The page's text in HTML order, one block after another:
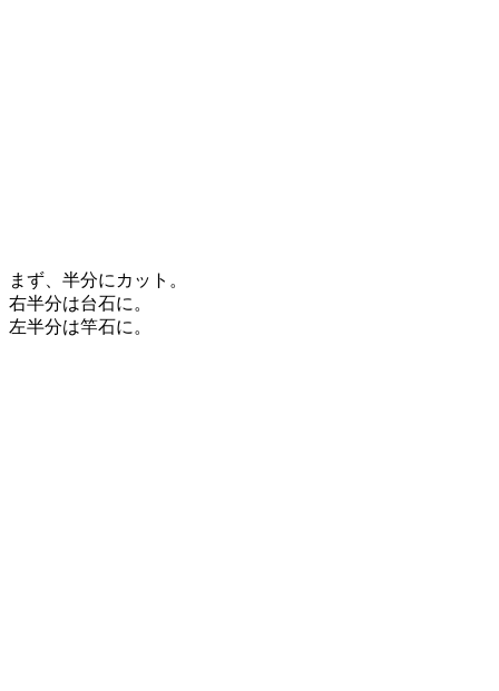
まず、半分にカット。
右半分は台石に。
左半分は竿石に。